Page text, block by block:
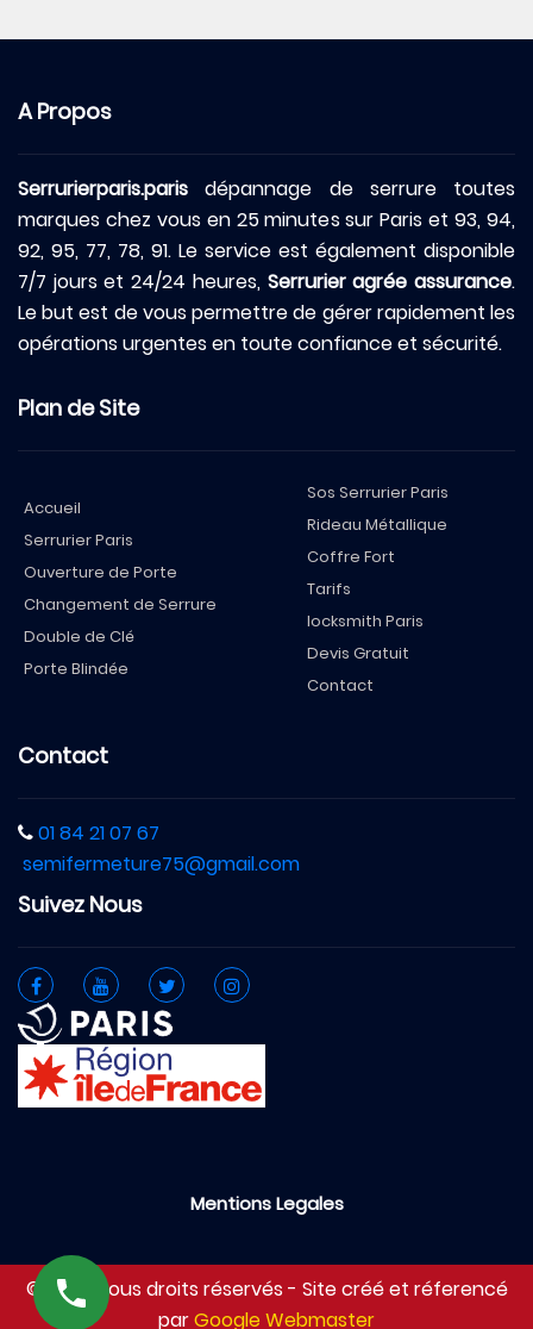
A Propos
Serrurierparis.paris dépannage de serrure toutes
marques chez vous en 25 minutes sur Paris et 93, 94,
92, 95, 77, 78, 91. Le service est également disponible
7/7 jours et 24/24 heures, Serrurier agrée assurance.
Le but est de vous permettre de gérer rapidement les
opérations urgentes en toute confiance et sécurité.
Plan de Site
Accueil
Serrurier Paris
Ouverture de Porte
Changement de Serrure
Double de Clé
Porte Blindée
Sos Serrurier Paris
Rideau Métallique
Coffre Fort
Tarifs
locksmith Paris
Devis Gratuit
Contact
Contact
01 84 21 07 67
semifermeture75@gmail.com
Suivez Nous
Mentions Legales
© 2026 Tous droits réservés - Site créé et réferencé
parGoogle Webmaster